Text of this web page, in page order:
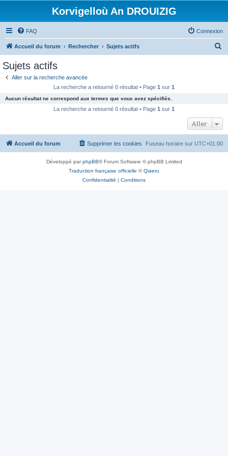
Korvigelloù An DROUIZIG
FAQ Connexion
Accueil du forum Rechercher Sujets actifs
c
e
Sujets actifs
Aller sur la recherche avancée
La recherche a retourné 0 résultat • Page 1 sur 1
Aucun résultat ne correspond aux termes que vous avez spécifiés.
La recherche a retourné 0 résultat • Page 1 sur 1
Aller
Accueil du forum Fuseau horaire sur UTC+01:00
Supprimer les cookies
Développé parphpBB® Forum Software © phpBB Limited
Traduction française officielle ©Qiaeru
Confidentialité | Conditions